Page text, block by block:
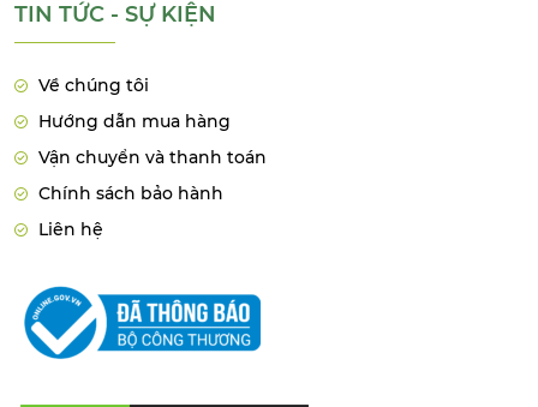
TIN TỨC - SỰ KIỆN
Về chúng tôi
Hướng dẫn mua hàng
Vận chuyển và thanh toán
Chính sách bảo hành
Liên hệ